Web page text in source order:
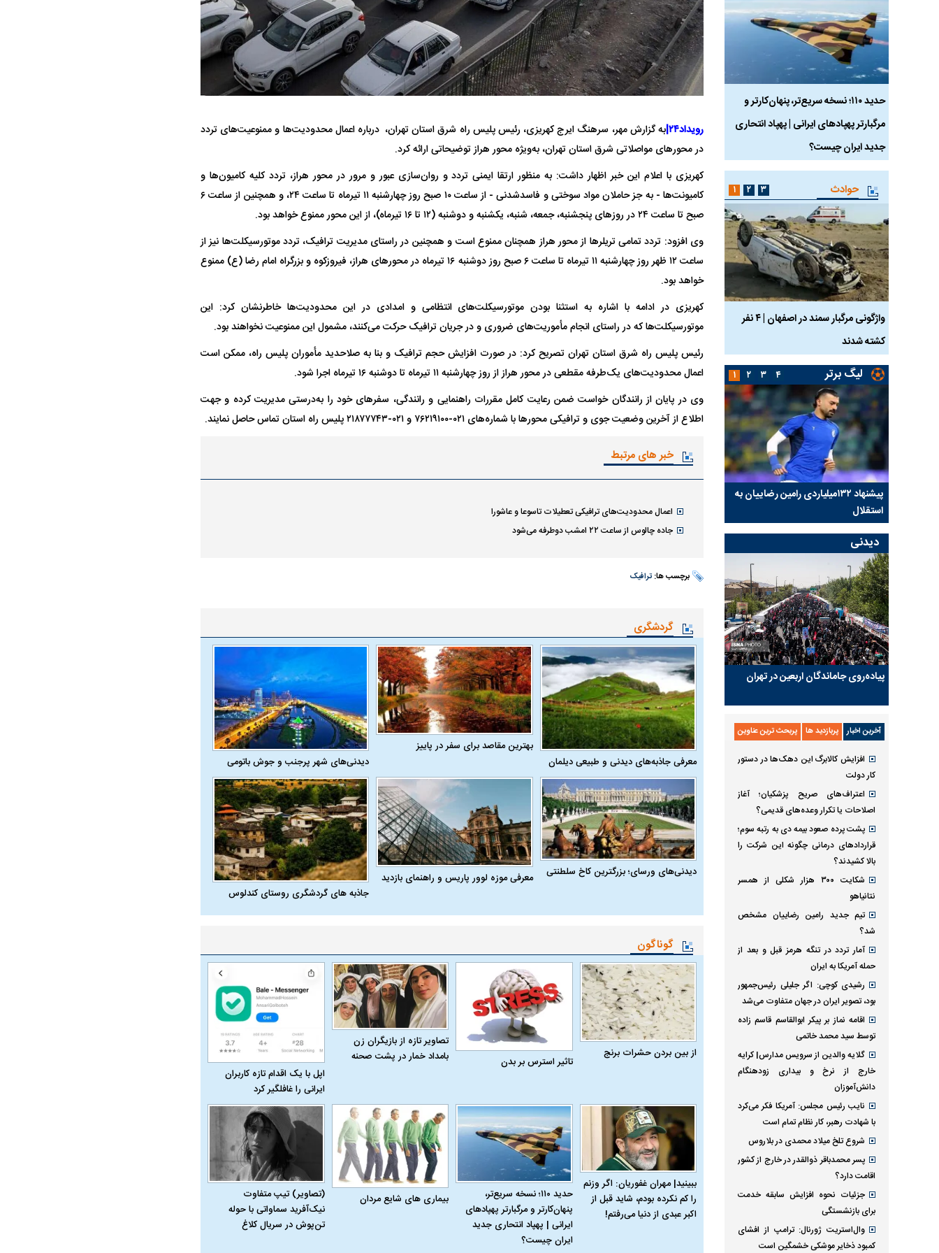
رویداد۲۴|
به گزارش مهر، سرهنگ ایرج کهریزی، رئیس پلیس راه شرق استان تهران، درباره اعمال محدودیت‌ها و ممنوعیت‌های تردد
در محورهای مواصلاتی شرق استان تهران، به‌ویژه محور هراز توضیحاتی ارائه کرد.
کهریزی با اعلام این خبر اظهار داشت: به منظور ارتقا ایمنی تردد و روان‌سازی عبور و مرور در محور هراز، تردد کلیه کامیون‌ها و
کامیونت‌ها - به جز حاملان مواد سوختی و فاسدشدنی - از ساعت ۱۰ صبح روز چهارشنبه ۱۱ تیرماه تا ساعت ۲۴، و همچنین از ساعت ۶
صبح تا ساعت ۲۴ در روزهای پنجشنبه، جمعه، شنبه، یکشنبه و دوشنبه (۱۲ تا ۱۶ تیرماه)، از این محور ممنوع خواهد بود.
وی افزود: تردد تمامی تریلرها از محور هراز همچنان ممنوع است و همچنین در راستای مدیریت ترافیک، تردد موتورسیکلت‌ها نیز از
ساعت ۱۲ ظهر روز چهارشنبه ۱۱ تیرماه تا ساعت ۶ صبح روز دوشنبه ۱۶ تیرماه در محورهای هراز، فیروزکوه و بزرگراه امام رضا (ع) ممنوع
خواهد بود.
کهریزی در ادامه با اشاره به استثنا بودن موتورسیکلت‌های انتظامی و امدادی در این محدودیت‌ها خاطرنشان کرد: این
موتورسیکلت‌ها که در راستای انجام مأموریت‌های ضروری و در جریان ترافیک حرکت می‌کنند، مشمول این ممنوعیت نخواهند بود.
رئیس پلیس راه شرق استان تهران تصریح کرد: در صورت افزایش حجم ترافیک و بنا به صلاحدید مأموران پلیس راه، ممکن است
اعمال محدودیت‌های یک‌طرفه مقطعی در محور هراز از روز چهارشنبه ۱۱ تیرماه تا دوشنبه ۱۶ تیرماه اجرا شود.
وی در پایان از رانندگان خواست ضمن رعایت کامل مقررات راهنمایی و رانندگی، سفرهای خود را به‌درستی مدیریت کرده و جهت
اطلاع از آخرین وضعیت جوی و ترافیکی محورها با شماره‌های ۰۲۱-۷۶۲۱۹۱۰۰ و ۰۲۱-۲۱۸۷۷۷۴۳ پلیس راه استان تماس حاصل نمایند.
خبر های مرتبط
اعمال محدودیت‌های ترافیکی تعطیلات تاسوعا و عاشورا
جاده چالوس از ساعت ۲۲ امشب دوطرفه می‌شود
برچسب ها: ترافیک
گردشگری
معرفی جاذبه‌های دیدنی و طبیعی دیلمان
بهترین مقاصد برای سفر در پاییز
دیدنی‌های شهر پرجنب و جوش باتومی
دیدنی‌های ورسای؛ بزرگترین کاخ سلطنتی
معرفی موزه لوور پاریس و راهنمای بازدید
جاذبه های گردشگری روستای کندلوس
گوناگون
از بین بردن حشرات برنج
تاثیر استرس بر بدن
تصاویر تازه از بازیگران زن
بامداد خمار در پشت صحنه
اپل با یک اقدام تازه کاربران
ایرانی را غافلگیر کرد
ببینید| مهران غفوریان: اگر وزنم
را کم نکرده بودم، شاید قبل از
اکبر عبدی از دنیا می‌رفتم!
حدید ۱۱۰؛ نسخه سریع‌تر،
پنهان‌کارتر و مرگبارتر پهپادهای
ایرانی | پهپاد انتحاری جدید
ایران چیست؟
بیماری‌ های شایع مردان
(تصاویر) تیپ متفاوت
نیک‌آفرید سماواتی با حوله
تن‌پوش در سریال کلاغ
حدید ۱۱۰؛ نسخه سریع‌تر، پنهان‌کارتر و
مرگبارتر پهپادهای ایرانی | پهپاد انتحاری
جدید ایران چیست؟
هواپیمای مرموز E-11A BACN چیست؟
فضاپیمای «استارشیپ» ایلان ماسک
چیست؟
حدید ۱۱۰؛ نسخه سریع‌تر، پنهان‌کارتر و
مرگبارتر پهپادهای ایرانی | پهپاد انتحاری
هواپیمای مرموز E-11A BACN چیست؟
حوادث
واژگونی مرگبار سمند در اصفهان | ۴ نفر
کشته شدند
عکس| ماجرای کشف جسد ناشناس که
مرگ دلخراش دختر ۱۸ ساله بر اثر برق
واژگونی مرگبار سمند در اصفهان | ۴ نفر
۱ ۲ ۳
لیگ برتر
پیشنهاد ۱۳۲میلیاردی رامین رضاییان به
استقلال
هافبک گابنی در آستانه انتخاب تیم جدید
اولین چالش حقوقی استقلال
۱ ۲ ۳ ۴
دیدنی
پیاده‌روی جاماندگان اربعین در تهران
آخرین اخبار پربازدید ها پربحث ترین عناوین
افزایش کالابرگ این دهک‌ها در دستور
کار دولت
اعتراف‌های صریح پزشکیان؛ آغاز
اصلاحات یا تکرار وعده‌های قدیمی؟
پشت پرده صعود بیمه دی به رتبه سوم؛
قراردادهای درمانی چگونه این شرکت را
بالا کشیدند؟
شکایت ۳۰۰ هزار شکلی از همسر
نتانیاهو
تیم جدید رامین رضاییان مشخص
شد؟
آمار تردد در تنگه هرمز قبل و بعد از
حمله آمریکا به ایران
رشیدی کوچی: اگر جلیلی رئیس‌جمهور
بود، تصویر ایران در جهان متفاوت می‌شد
اقامه نماز بر پیکر ابوالقاسم قاسم زاده
توسط سید محمد خاتمی
گلایه والدین از سرویس مدارس| کرایه
خارج از نرخ و بیداری زودهنگام
دانش‌آموزان
نایب رئیس مجلس: آمریکا فکر می‌کرد
با شهادت رهبر، کار نظام تمام است
شروع تلخ میلاد محمدی در بلاروس
پسر محمدباقر ذوالقدر در خارج از کشور
اقامت دارد؟
جزئیات نحوه افزایش سابقه خدمت
برای بازنشستگی
وال‌استریت ژورنال: ترامپ از افشای
کمبود ذخایر موشکی خشمگین است